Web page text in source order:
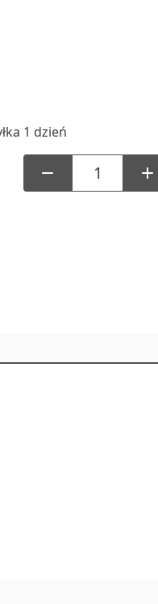
1 dzień